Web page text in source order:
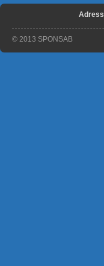
Adress
© 2013 SPONSAB